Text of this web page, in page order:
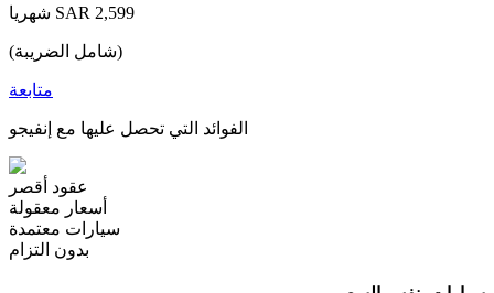
شهريا SAR 2,599
(شامل الضريبة)
متابعة
الفوائد التي تحصل عليها مع إنفيجو
عقود أقصر
أسعار معقولة
سيارات معتمدة
بدون التزام